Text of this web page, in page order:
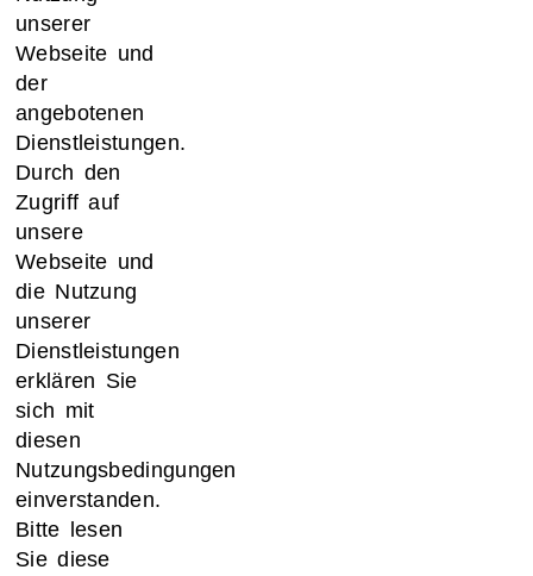
unserer
Webseite und
der
angebotenen
Dienstleistungen.
Durch den
Zugriff auf
unsere
Webseite und
die Nutzung
unserer
Dienstleistungen
erklären Sie
sich mit
diesen
Nutzungsbedingungen
einverstanden.
Bitte lesen
Sie diese